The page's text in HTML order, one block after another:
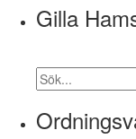
Gilla